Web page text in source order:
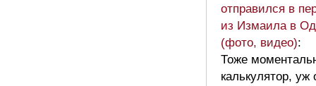
отправился в
из Измаила в
(фото, видео):
Тоже
калькулятор, уж